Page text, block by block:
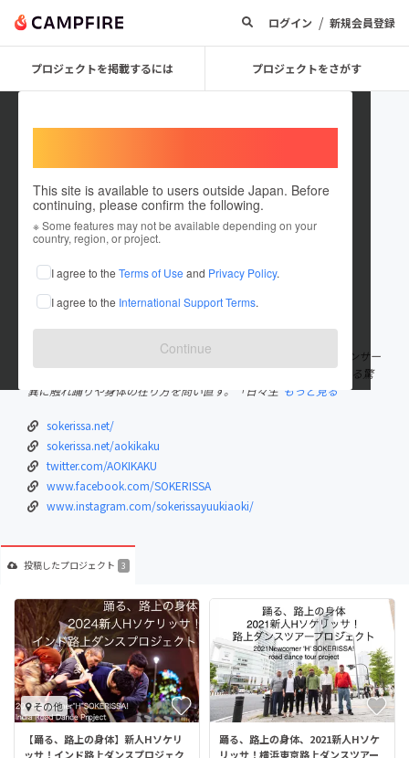
ログイン / 新規会員登録
プロジェクトを掲載するには プロジェクトをさがす
This site is available to users outside Japan. Before
continuing, please confirm the following.
※ Some features may not be available depending on your
country, region, or project.
I agree to the Terms of Use and Privacy Policy.
I agree to the International Support Terms.
Continue
アオキ裕キ
これまでに1回支援して3件のプロジェクトを投稿しています
在住国：日本 現在地：東京都
出身国：日本 出身地：兵庫県
アオキ裕キ 兵庫県出身。ダンサー、振付家。タレントのバックダンサー
業などを経て2001年NY留学中同時多発テロに遭遇、人間の内にある驚
異に触れ踊りや身体の在り方を問い直す。「日々生 もっと見る
sokerissa.net/
sokerissa.net/aokikaku
twitter.com/AOKIKAKU
www.facebook.com/SOKERISSA
www.instagram.com/sokerissayuukiaoki/
投稿したプロジェクト 3
その他
【踊る、路上の身体】新人Hソケリ
ッサ！インド路上ダンスプロジェク
踊る、路上の身体、2021新人Hソケ
リッサ！横浜東京路上ダンスツアー